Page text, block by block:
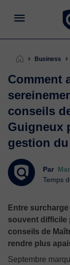
Business
Comment
conseils
Guigneux
gestion
Par
Temps
Entre
souvent difficile
conseils de
rendre plus
Septembre